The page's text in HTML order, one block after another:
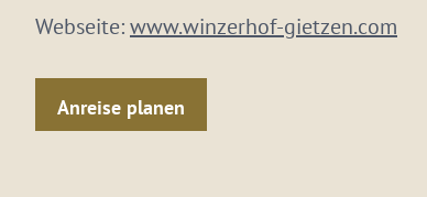
Webseite:www.winzerhof-gietzen.com
Anreise planen